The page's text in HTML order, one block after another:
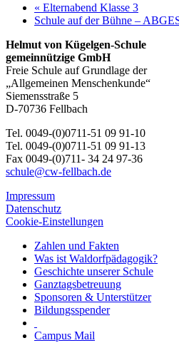
« Elternabend Klasse 3
Schule auf der Bühne –
Helmut von Kügelgen-Schule
gemeinnützige GmbH
Freie Schule auf Grundlage der
„Allgemeinen Menschenkunde“
Siemensstraße 5
D-70736 Fellbach
Tel. 0049-(0)0711-51 09 91-10
Tel. 0049-(0)0711-51 09 91-13
Fax 0049-(0)711- 34 24 97-36
schule@cw-fellbach.de
Impressum
Datenschutz
Cookie-Einstellungen
Zahlen und Fakten
Was ist Waldorfpädagogik?
Geschichte unserer Schule
Ganztagsbetreuung
Sponsoren & Unterstützer
Bildungsspender
Campus Mail